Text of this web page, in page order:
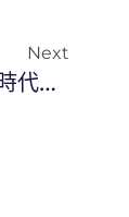
Next
開發者的新時代：Gemini 3 推出 Google Antigravity 平台，打造全自主 AI Agent